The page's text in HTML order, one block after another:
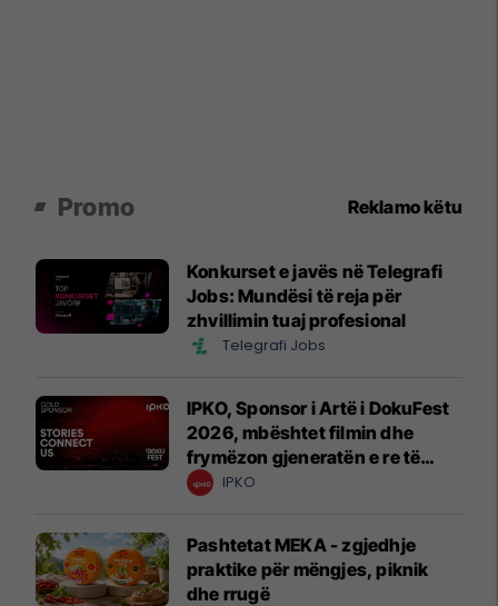
Promo Reklamo këtu
Konkurset e javës në Telegrafi
Jobs: Mundësi të reja për
zhvillimin tuaj profesional
Telegrafi Jobs
IPKO, Sponsor i Artë i DokuFest
2026, mbështet filmin dhe
frymëzon gjeneratën e re të
krijuesve
IPKO
Pashtetat MEKA - zgjedhje
praktike për mëngjes, piknik
dhe rrugë